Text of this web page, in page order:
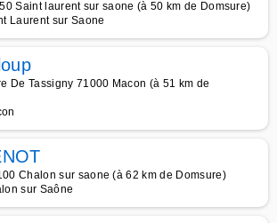
Saint laurent sur saone (à 50 km de Domsure)
Laurent sur Saone
De Tassigny 71000 Macon (à 51 km de
Chalon sur saone (à 62 km de Domsure)
sur Saône